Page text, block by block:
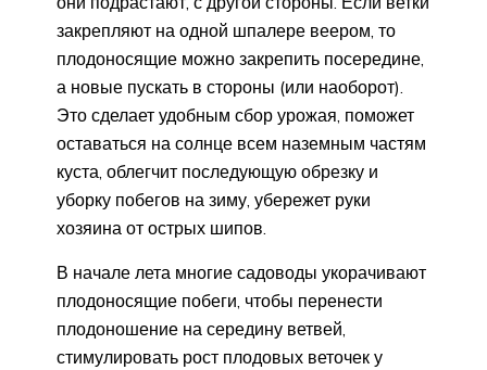
закрепляют на одной шпалере веером, то
плодоносящие можно закрепить посередине,
а новые пускать в стороны (или наоборот).
Это сделает удобным сбор урожая, поможет
оставаться на солнце всем наземным частям
куста, облегчит последующую обрезку и
уборку побегов на зиму, убережет руки
хозяина от острых шипов.
В начале лета многие садоводы укорачивают
плодоносящие побеги, чтобы перенести
плодоношение на середину ветвей,
стимулировать рост плодовых веточек у